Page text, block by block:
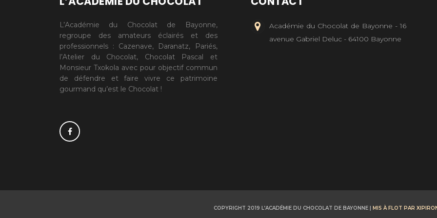
L’Académie du Chocolat de Bayonne,
regroupe des amateurs éclairés et des
professionnels : Cazenave, Daranatz, Pariés,
l’Atelier du Chocolat, Chocolat Pascal et
Monsieur Txokola avec pour objectif commun
de défendre et faire vivre ce patrimoine
gourmand qu’est le Chocolat !
Académie du Chocolat de Bayonne - 16
avenue Gabriel Deluc - 64100 Bayonne
COPYRIGHT 2019 L’ACADÉMIE DU CHOCOLAT DE BAYONNE | MIS À FLOT PAR